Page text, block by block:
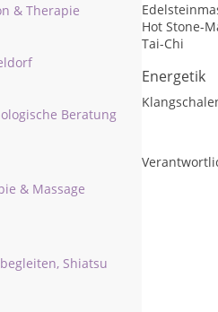
& Therapie
Beratung
& Massage
Shiatsu
Hot Stone-
Tai-Chi
Energetik